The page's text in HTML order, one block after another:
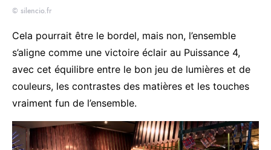
© silencio.fr
Cela pourrait être le bordel, mais non, l’ensemble
s’aligne comme une victoire éclair au Puissance 4,
avec cet équilibre entre le bon jeu de lumières et de
couleurs, les contrastes des matières et les touches
vraiment fun de l’ensemble.